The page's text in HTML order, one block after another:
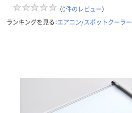
（0件のレビュー）
ランキングを見る：エアコン/スポットクーラー